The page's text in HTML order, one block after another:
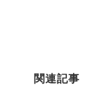
関連記事